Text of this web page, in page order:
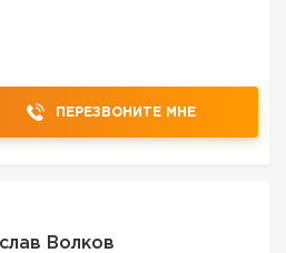
ПЕРЕЗВОНИТЕ МНЕ
Волков